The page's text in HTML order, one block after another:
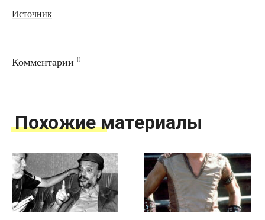
Источник
Комментарии 0
Похожие материалы